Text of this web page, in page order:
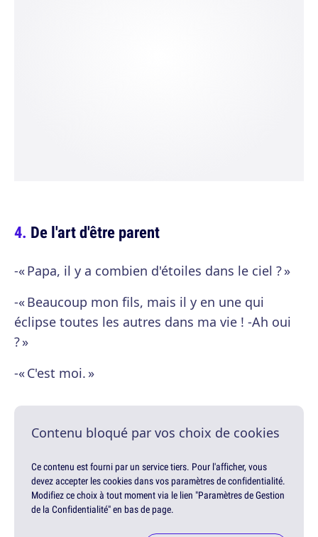
De l'art d'être parent
-« Papa, il y a combien d'étoiles dans le ciel ? »
-« Beaucoup mon fils, mais il y en une qui
éclipse toutes les autres dans ma vie ! -Ah oui
? »
-« C'est moi. »
Contenu bloqué par vos choix de cookies
Ce contenu est fourni par un service tiers. Pour l'afficher, vous
devez accepter les cookies dans vos paramètres de confidentialité.
Modifiez ce choix à tout moment via le lien "Paramètres de Gestion
de la Confidentialité" en bas de page.